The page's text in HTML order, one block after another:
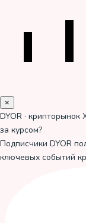
×
DYOR · крипторынок
за курсом?
Подписчики DYOR
ключевых событий